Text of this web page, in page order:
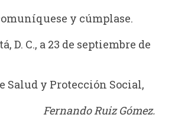
y cúmplase.
D. C., a 23 de septiembre de
Salud y Protección Social,
Fernando Ruiz Gómez.